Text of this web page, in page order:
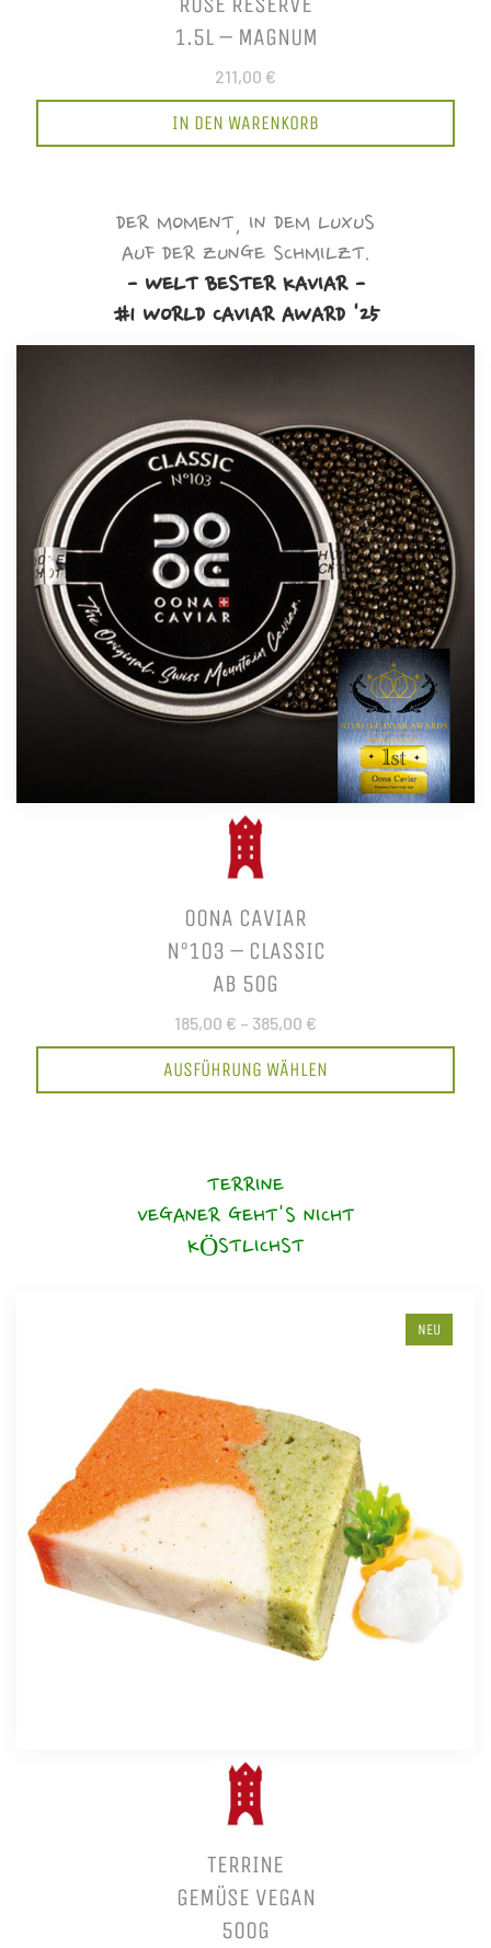
1.5L – MAGNUM
211,00 €
IN DEN WARENKORB
DER MOMENT, IN DEM LUXUS
AUF DER ZUNGE SCHMILZT.
- WELT BESTER KAVIAR -
#1 WORLD CAVIAR AWARD '25
OONA CAVIAR
N°103 – CLASSIC
AB 50G
185,00 € – 385,00 €
AUSFÜHRUNG WÄHLEN
TERRINE
VEGANER GEHT'S NICHT
KÖSTLICHST
NEU
TERRINE
GEMÜSE VEGAN
500G